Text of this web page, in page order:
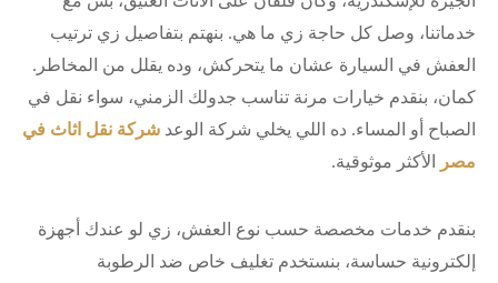
خدماتنا، وصل كل حاجة زي ما هي. بنهتم بتفاصيل زي ترتيب
العفش في السيارة عشان ما يتحركش، وده يقلل من المخاطر.
كمان، بنقدم خيارات مرنة تناسب جدولك الزمني، سواء نقل في
الصباح أو المساء. ده اللي يخلي شركة الوعد شركة نقل اثاث في
مصر
الأكثر موثوقية.
بنقدم خدمات مخصصة حسب نوع العفش، زي لو عندك أجهزة
إلكترونية حساسة، بنستخدم تغليف خاص ضد الرطوبة